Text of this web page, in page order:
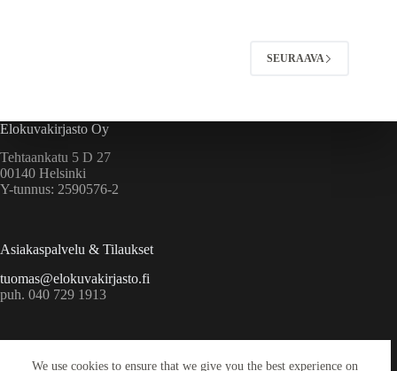
We use cookies to ensure that we give you the best experience on
SEURAAVA
Elokuvakirjasto Oy
Tehtaankatu 5 D 27
00140 Helsinki
Y-tunnus: 2590576-2
Asiakaspalvelu & Tilaukset
tuomas@elokuvakirjasto.fi
puh. 040 729 1913